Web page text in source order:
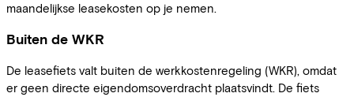
maandelijkse leasekosten op je nemen.
Buiten de WKR
De leasefiets valt buiten de werkkostenregeling (WKR), omdat
er geen directe eigendomsoverdracht plaatsvindt. De fiets